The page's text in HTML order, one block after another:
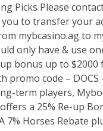
Picks Please
you to transfer your
mybcasino.ag to
only have & use
bonus up to $2000
promo code – DOCS
term players,
a 25% Re-up
7% Horses Rebate